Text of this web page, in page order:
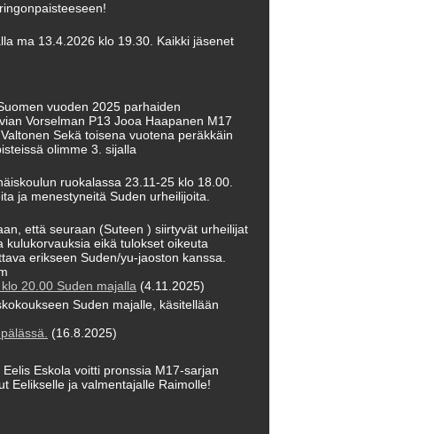
ma 13.4.2026 klo 19.30. Kaikki jäsenet
vuoden 2025 parhaiden
Vorselman P13 Jooa Haapanen M17
Sekä toisena vuotena peräkkäin
olimme 3. sijalla
ruokalassa 23.11-25 klo 18.00.
ja menestyneitä Suden urheilijoita.
että seuraan (Suteen ) siirtyvät urheilijat
eikä tulokset oikeuta
erikseen Suden/yu-jaoston kanssa.
20.00 Suden majalla (4.11.2025)
Suden majalle, käsitellään
(16.8.2025)
Eskola voitti pronssia M17-sarjan
Eelikselle ja valmentajalle Raimolle!